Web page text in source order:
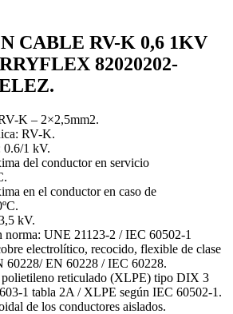
CABLE RV-K 0,6 1KV
82020202-
K – 2×2,5mm2.
RV-K.
0.6/1 kV.
del conductor en servicio
en el conductor en caso de
kV.
norma: UNE 21123-2 / IEC 60502-1
electrolítico, recocido, flexible de clase
60228/ EN 60228 / IEC 60228.
polietileno reticulado (XLPE) tipo DIX 3
1 tabla 2A / XLPE según IEC 60502-1.
de los conductores aislados.